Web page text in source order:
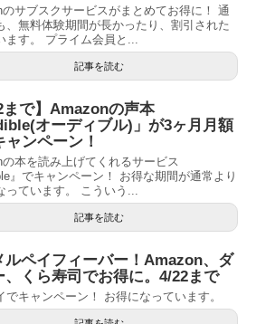
サブスクサービスがまとめてお得に！ 通
、無料体験期間が長かったり、割引された
ます。 プライム会員と...
記事を読む
まで】Amazonの声本
オーディブル)」が3ヶ月月額
ャンペーン！
本を読み上げてくれるサービス
』でキャンペーン！ お得な期間が通常より
っています。 こういう...
記事を読む
ルペイフィーバー！Amazon、ダ
、くら寿司でお得に。4/22まで
でキャンペーン！ お得になっています。